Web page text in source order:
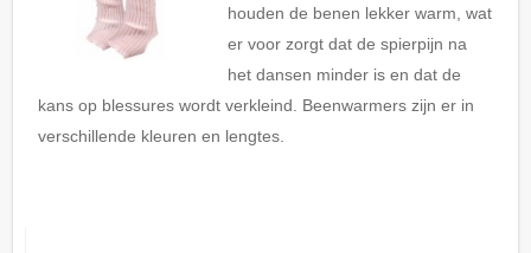
houden de benen lekker warm, wat
er voor zorgt dat de spierpijn na
het dansen minder is en dat de
kans op blessures wordt verkleind. Beenwarmers zijn er in
verschillende kleuren en lengtes.